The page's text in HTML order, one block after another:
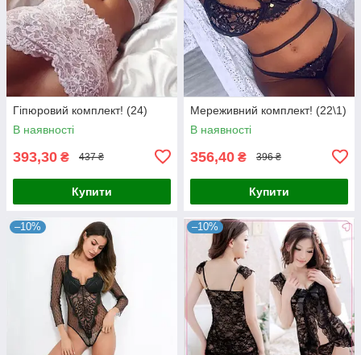
Гіпюровий комплект! (24)
В наявності
393,30 ₴ 437 ₴
Купити
Мереживний комплект! (22\1)
В наявності
356,40 ₴ 396 ₴
Купити
–10% –10%